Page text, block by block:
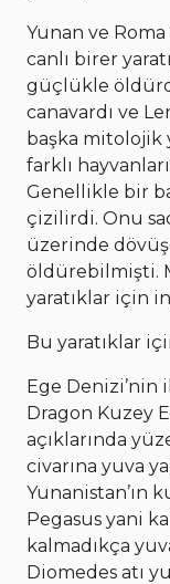
Yunan ve
canlı birer
güçlükle
canavardı ve
başka mitolojik
farklı
Genellikle bir
çizilirdi. Onu
üzerinde
öldürebilmişti.
yaratıklar için
Bu yaratıklar
Ege Denizi’nin
Dragon Kuzey
açıklarında
civarına yuva
Yunanistan’ın
Pegasus yani
kalmadıkça
Diomedes atı